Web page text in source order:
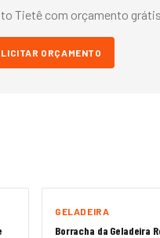
Tietêcom orçamento
ORÇAMENTO
GELADEIRA
Borracha da Geladeira